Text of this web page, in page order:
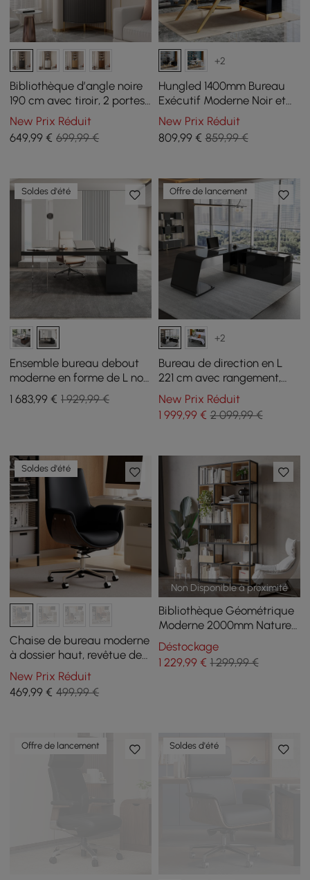
Bibliothèque d’angle noire
190 cm avec tiroir, 2 portes
et étagère réglable
New Prix Réduit
649,99 € 699,99 €
+2
Hungled 1400mm Bureau
Exécutif Moderne Noir et
Doré avec Classeur de
Rangement
New Prix Réduit
809,99€ 859,99 €
Soldes d'été
Ensemble bureau debout
moderne en forme de L noir
et chaise de bureau en cuir
kaki (1815 mm)
1 683,99 € 1 929,99 €
Offre de lancement
+2
Bureau de direction en L
221 cm avec rangement,
retour à droite
New Prix Réduit
1 999,99€ 2 099,99 €
Soldes d'été
Chaise de bureau moderne
à dossier haut, revêtue de
cuir PU noir
New Prix Réduit
469,99 € 499,99 €
Non Disponible à proximité
Bibliothèque Géométrique
Moderne 2000mm Naturel
et Noir
Déstockage
1 229,99€ 1 299,99 €
Offre de lancement Soldes d'été